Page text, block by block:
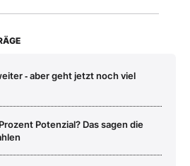
‑ aber geht jetzt noch viel
Potenzial? Das sagen die